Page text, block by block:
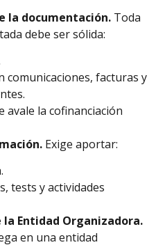
la documentación. Toda
debe ser sólida:
comunicaciones, facturas y
avale la cofinanciación
Exige aportar:
tests y actividades
Entidad Organizadora.
en una entidad